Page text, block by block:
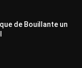
de Bouillante un